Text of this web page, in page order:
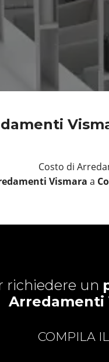
Costo di
Vismara a
richiedere un
Arredamenti
COMPILA